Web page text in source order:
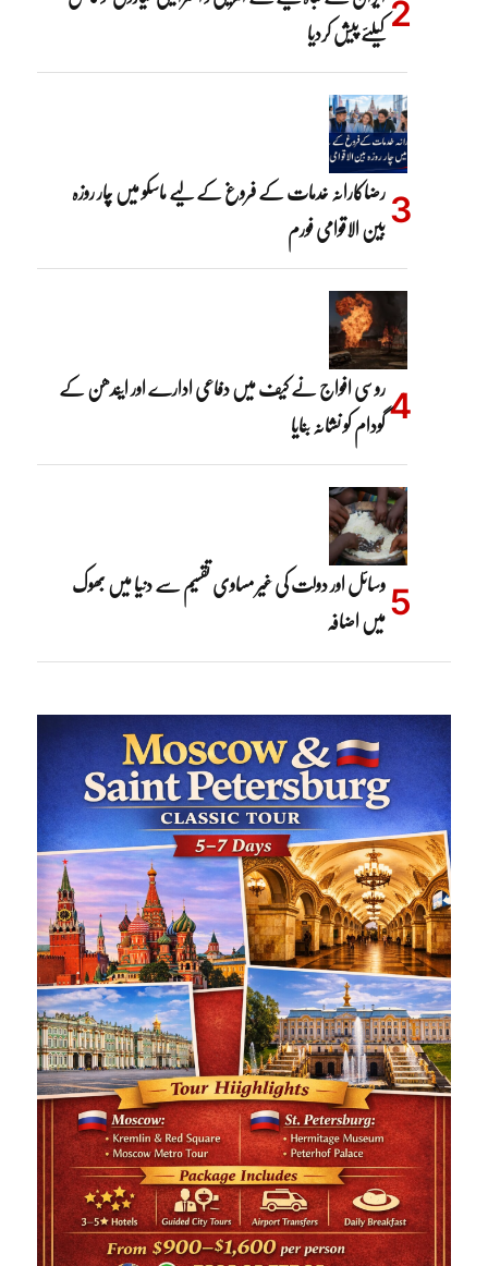
کیلئے پیش کردیا
رضاکارانہ خدمات کے فروغ کے لیے ماسکو میں چار روزہ
بین الاقوامی فورم
روسی افواج نے کیف میں دفاعی ادارے اور ایندھن کے
گودام کو نشانہ بنایا
وسائل اور دولت کی غیر مساوی تقسیم سے دنیا میں بھوک
میں اضافہ